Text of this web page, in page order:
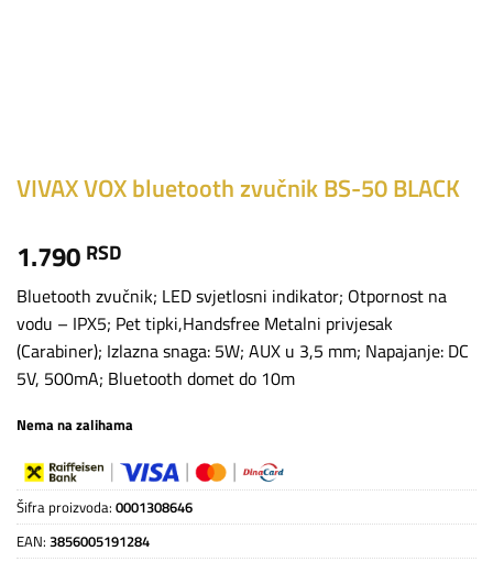
VIVAX VOX bluetooth zvučnik BS-50 BLACK
1.790 RSD
Bluetooth zvučnik; LED svjetlosni indikator; Otpornost na
vodu – IPX5; Pet tipki,Handsfree Metalni privjesak
(Carabiner); Izlazna snaga: 5W; AUX u 3,5 mm; Napajanje: DC
5V, 500mA; Bluetooth domet do 10m
Nema na zalihama
Šifra proizvoda: 0001308646
EAN: 3856005191284